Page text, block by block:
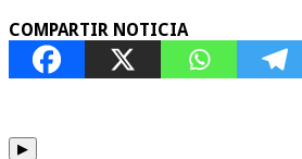
COMPARTIR NOTICIA
▶